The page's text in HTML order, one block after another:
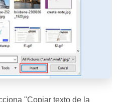
"Copiar texto de la